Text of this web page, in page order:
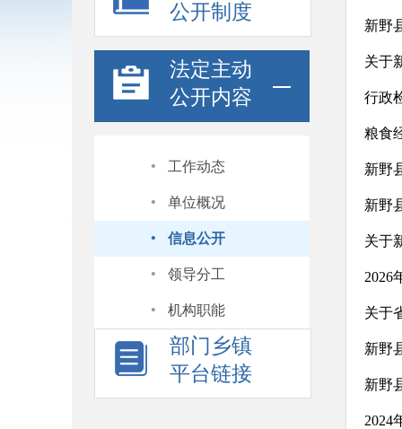
公开制度
法定主动
公开内容
· 工作动态
· 单位概况
· 信息公开
· 领导分工
· 机构职能
部门乡镇
平台链接
新野
关于
行政
粮食
新野
新野
关于
2026
关于
新野
新野
2024